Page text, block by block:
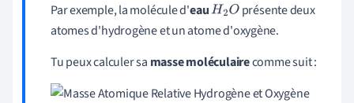
Par exemple, la molécule d'eauH2O présente deux
atomes d'hydrogène et un atome d'oxygène.
Tu peux calculer sa masse moléculairecomme suit :